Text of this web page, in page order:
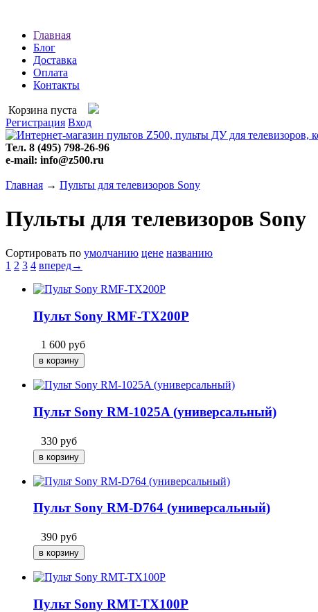
Главная
Блог
Доставка
Оплата
Контакты
Корзина пуста
Регистрация Вход
Тел. 8 (495) 798-26-96
e-mail: info@z500.ru
Главная → Пульты для телевизоров Sony
Пульты для телевизоров Sony
Сортировать по умолчанию цене названию
1 2 3 4 вперед→
Пульт Sony RMF-TX200P
1 600 руб
Пульт Sony RM-1025A (универсальный)
330 руб
Пульт Sony RM-D764 (универсальный)
390 руб
Пульт Sony RMT-TX100P